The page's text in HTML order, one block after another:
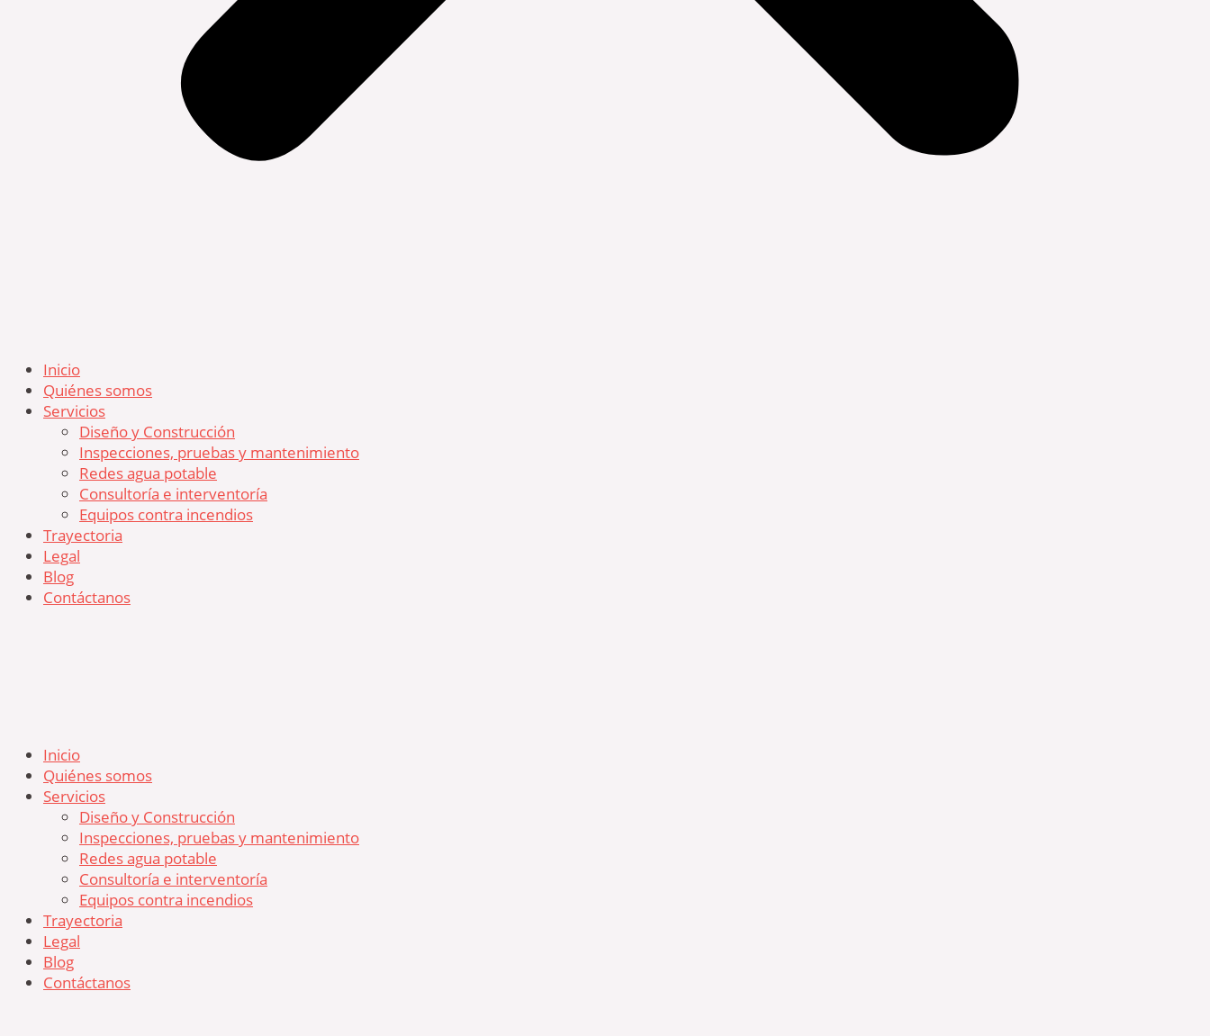
Inicio
Quiénes somos
Servicios
Diseño y Construcción
Inspecciones, pruebas y mantenimiento
Redes agua potable
Consultoría e interventoría
Equipos contra incendios
Trayectoria
Legal
Blog
Contáctanos
Inicio
Quiénes somos
Servicios
Diseño y Construcción
Inspecciones, pruebas y mantenimiento
Redes agua potable
Consultoría e interventoría
Equipos contra incendios
Trayectoria
Legal
Blog
Contáctanos